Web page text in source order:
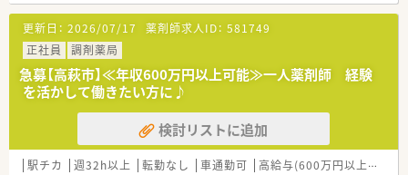
更新日： 2026/07/17 薬剤師求人ID： 581749
正社員
調剤薬局
急募【高萩市】≪年収600万円以上可能≫一人薬剤師 経験
を活かして働きたい方に♪
検討リストに追加
駅チカ 週32h以上 転勤なし 車通勤可 高給与(600万円以上)